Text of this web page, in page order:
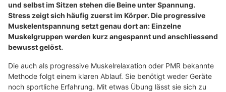
und selbst im Sitzen stehen die Beine unter Spannung.
Stress zeigt sich häufig zuerst im Körper. Die progressive
Muskelentspannung setzt genau dort an: Einzelne
Muskelgruppen werden kurz angespannt und anschliessend
bewusst gelöst.
Die auch als progressive Muskelrelaxation oder PMR bekannte
Methode folgt einem klaren Ablauf. Sie benötigt weder Geräte
noch sportliche Erfahrung. Mit etwas Übung lässt sie sich zu